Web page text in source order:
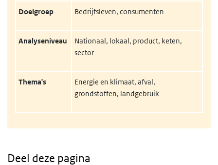
Doelgroep Bedrijfsleven, consumenten
Analyseniveau
Nationaal, lokaal, product, keten,
sector
Thema's
Energie en klimaat, afval,
grondstoffen, landgebruik
Deel deze pagina